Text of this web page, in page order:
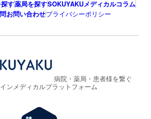
す薬局を探すSOKUYAKUメディカルコラム
お問い合わせプライバシーポリシー
病院・薬局・患者様を繋ぐ
ンメディカルプラットフォーム